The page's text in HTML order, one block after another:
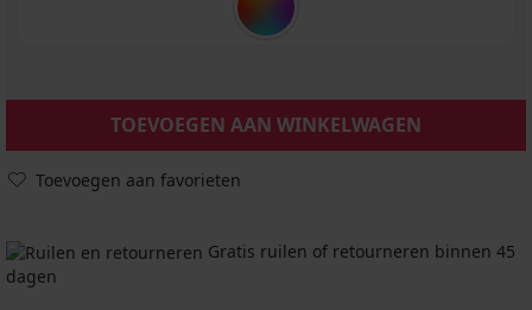
TOEVOEGEN AAN WINKELWAGEN
Toevoegen aan favorieten
Gratis ruilen of retourneren binnen 45
dagen